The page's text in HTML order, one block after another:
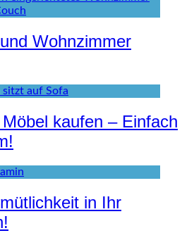
Wohnzimmer
kaufen – Einfach
in Ihr